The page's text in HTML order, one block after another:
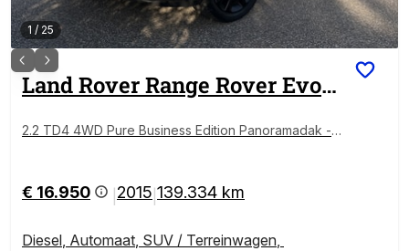
1 / 25
Land RoverRange Rover Evoque
2.2 TD4 4WD Pure Business Edition Panoramadak - A
ch - Stoelverwarming - Led verlichting - Elektrische r
amen - Lederen
€ 16.950 2015 139.334 km
Diesel, Automaat, SUV / Terreinwagen,